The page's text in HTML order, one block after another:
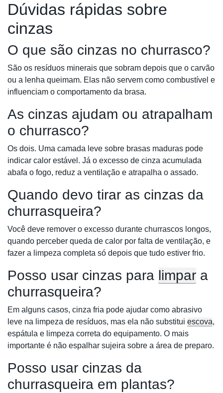
Dúvidas rápidas sobre
cinzas
O que são cinzas no churrasco?
São os resíduos minerais que sobram depois que o carvão
ou a lenha queimam. Elas não servem como combustível e
influenciam o comportamento da brasa.
As cinzas ajudam ou atrapalham
o churrasco?
Os dois. Uma camada leve sobre brasas maduras pode
indicar calor estável. Já o excesso de cinza acumulada
abafa o fogo, reduz a ventilação e atrapalha o assado.
Quando devo tirar as cinzas da
churrasqueira?
Você deve remover o excesso durante churrascos longos,
quando perceber queda de calor por falta de ventilação, e
fazer a limpeza completa só depois que tudo estiver frio.
Posso usar cinzas para limpar a
churrasqueira?
Em alguns casos, cinza fria pode ajudar como abrasivo
leve na limpeza de resíduos, mas ela não substitui escova,
espátula e limpeza correta do equipamento. O mais
importante é não espalhar sujeira sobre a área de preparo.
Posso usar cinzas da
churrasqueira em plantas?